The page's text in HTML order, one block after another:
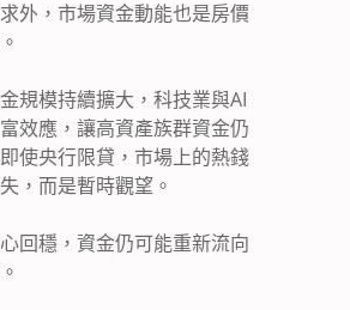
外，市場資金動能也是房價
規模持續擴大，科技業與AI
效應，讓高資產族群資金仍
使央行限貸，市場上的熱錢
，而是暫時觀望。
回穩，資金仍可能重新流向